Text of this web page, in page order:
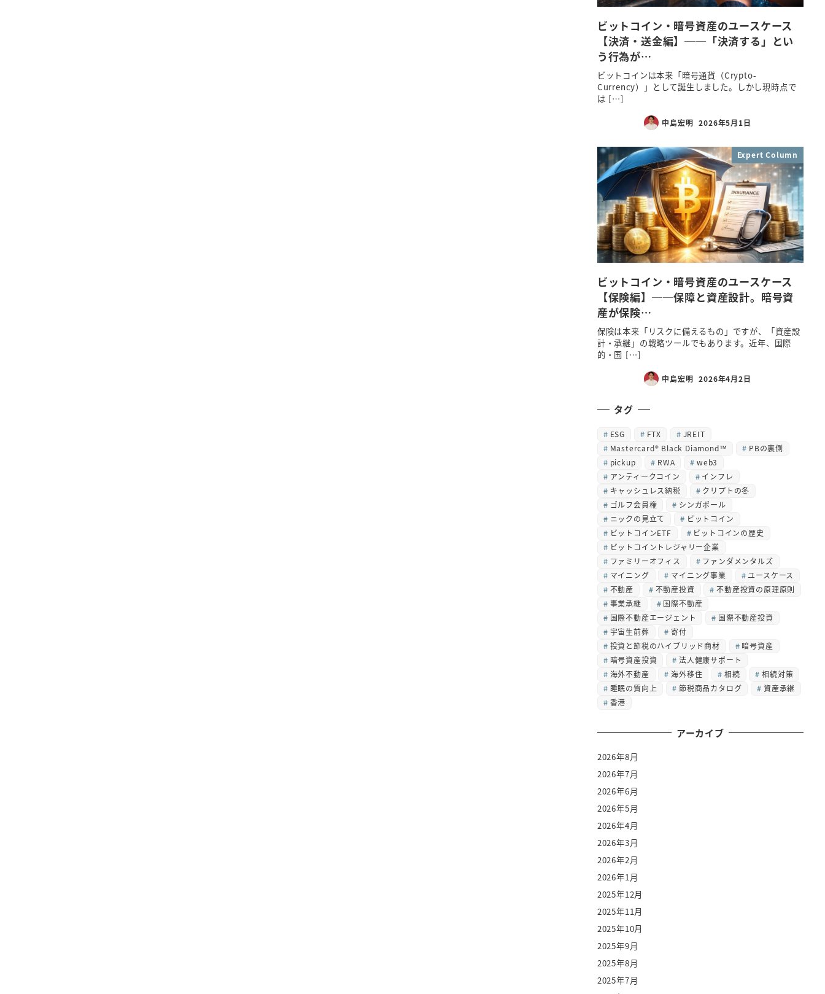
ビットコイン・暗号資産のユースケース
【決済・送金編】──「決済する」とい
う行為が…
ビットコインは本来「暗号通貨（Crypto-
Currency）」として誕生しました。しかし現時点で
は […]
中島宏明 2026年5月1日
Expert Column
ビットコイン・暗号資産のユースケース
【保険編】──保障と資産設計。暗号資
産が保険…
保険は本来「リスクに備えるもの」ですが、「資産設
計・承継」の戦略ツールでもあります。近年、国際
的・国 […]
中島宏明 2026年4月2日
タグ
ESG FTX
JREIT
Mastercard® Black Diamond™
PBの裏側
pickup
RWA
web3
アンティークコイン
インフレ
キャッシュレス納税
クリプトの冬
ゴルフ会員権
シンガポール
ニックの見立て
ビットコイン
ビットコインETF
ビットコインの歴史
ビットコイントレジャリー企業
ファミリーオフィス
ファンダメンタルズ
マイニング
マイニング事業
ユースケース
不動産
不動産投資
不動産投資の原理原則
事業承継
国際不動産
国際不動産エージェント
国際不動産投資
宇宙生前葬
寄付
投資と節税のハイブリッド商材
暗号資産
暗号資産投資
法人健康サポート
海外不動産
海外移住 相続
相続対策
睡眠の質向上
節税商品カタログ
資産承継
香港
アーカイブ
2026年8月
2026年7月
2026年6月
2026年5月
2026年4月
2026年3月
2026年2月
2026年1月
2025年12月
2025年11月
2025年10月
2025年9月
2025年8月
2025年7月